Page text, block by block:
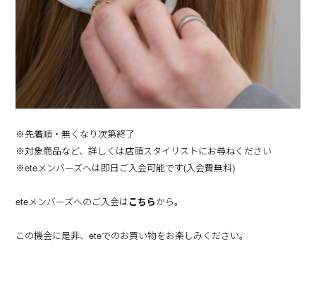
※先着順・無くなり次第終了
※対象商品など、詳しくは店頭スタイリストにお尋ねください
※eteメンバーズへは即日ご入会可能です(入会費無料)
eteメンバーズへのご入会はこちらから。
この機会に是非、eteでのお買い物をお楽しみください。